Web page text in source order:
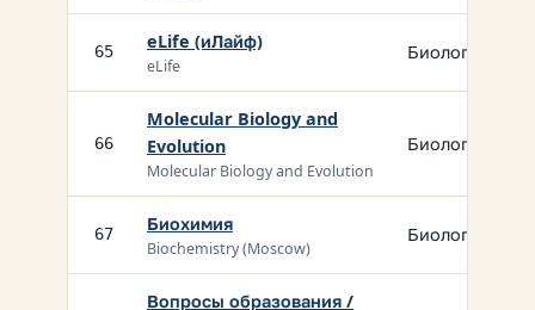
65 eLife (иЛайф)
eLife
Биология
66
Molecular Biology and
Evolution
Molecular Biology and Evolution
Биология
67 Биохимия
Biochemistry (Moscow)
Биология
Вопросы образования /